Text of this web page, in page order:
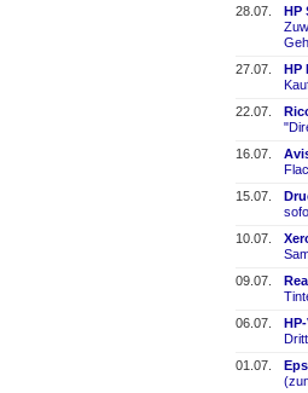
28.07.
HP
27.07.
HP
22.07.
16.07.
15.07.
10.07.
09.07.
06.07.
HP-
01.07.